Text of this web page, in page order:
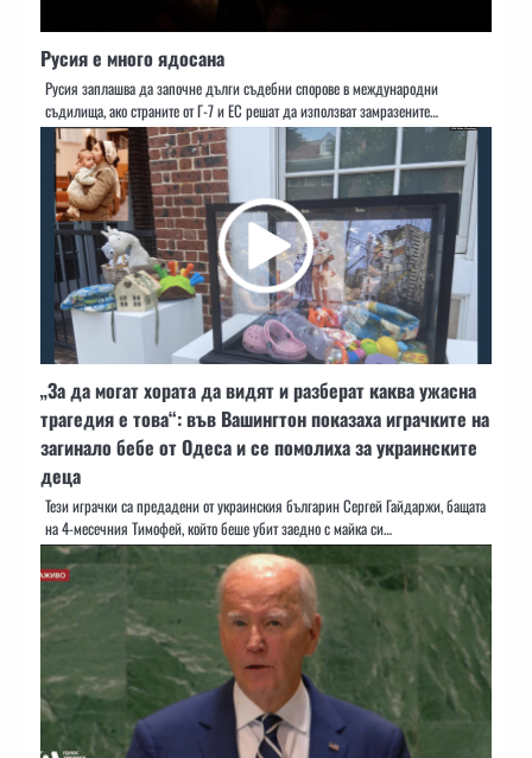
Русия е много ядосана
Русия заплашва да започне дълги съдебни спорове в международни
съдилища, ако страните от Г-7 и ЕС решат да използват замразените…
„За да могат хората да видят и разберат каква ужасна
трагедия е това“: във Вашингтон показаха играчките на
загинало бебе от Одеса и се помолиха за украинските
деца
Тези играчки са предадени от украинския българин Сергей Гайдаржи, бащата
на 4-месечния Тимофей, който беше убит заедно с майка си…